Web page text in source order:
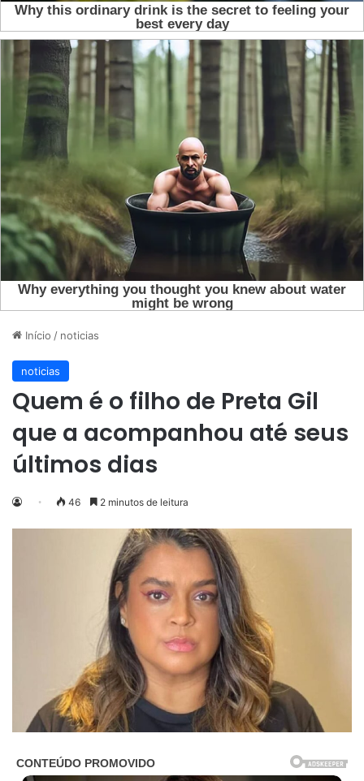
Início / noticias
noticias
Quem é o filho de Preta Gil
que a acompanhou até seus
últimos dias
46 2 minutos de leitura